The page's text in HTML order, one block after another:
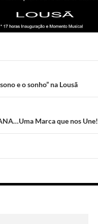
e o sonho” na Lousã
Marca que nos Une!